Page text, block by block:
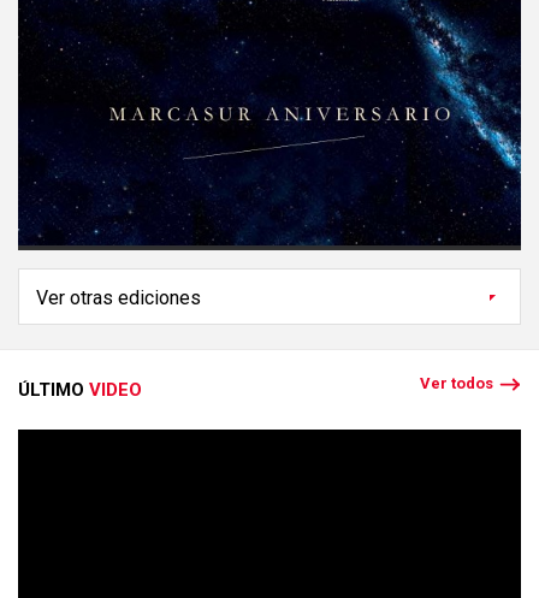
ÚLTIMO VIDEO Ver todos